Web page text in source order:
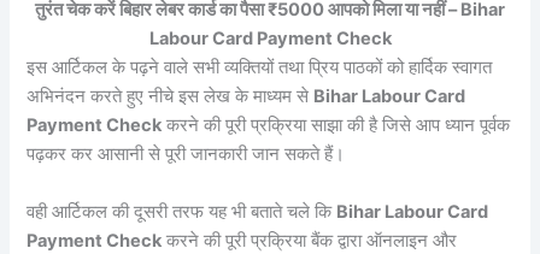
तुरंत चेक करें बिहार लेबर कार्ड का पैसा ₹5000 आपको मिला या नहीं – Bihar
Labour Card Payment Check
इस आर्टिकल के पढ़ने वाले सभी व्यक्तियों तथा प्रिय पाठकों को हार्दिक स्वागत
अभिनंदन करते हुए नीचे इस लेख के माध्यम से Bihar Labour Card
Payment Check करने की पूरी प्रक्रिया साझा की है जिसे आप ध्यान पूर्वक
पढ़कर कर आसानी से पूरी जानकारी जान सकते हैं।
वही आर्टिकल की दूसरी तरफ यह भी बताते चले कि Bihar Labour Card
Payment Check करने की पूरी प्रक्रिया बैंक द्वारा ऑनलाइन और